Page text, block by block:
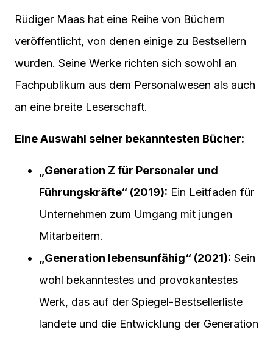
Rüdiger Maas hat eine Reihe von Büchern
veröffentlicht, von denen einige zu Bestsellern
wurden. Seine Werke richten sich sowohl an
Fachpublikum aus dem Personalwesen als auch
an eine breite Leserschaft.
Eine Auswahl seiner bekanntesten Bücher:
„Generation Z für Personaler und
Führungskräfte“ (2019): Ein Leitfaden für
Unternehmen zum Umgang mit jungen
Mitarbeitern.
„Generation lebensunfähig“ (2021): Sein
wohl bekanntestes und provokantestes
Werk, das auf der Spiegel-Bestsellerliste
landete und die Entwicklung der Generation